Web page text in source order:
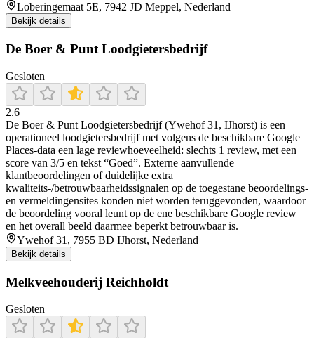
Loberingemaat 5E, 7942 JD Meppel, Nederland
Bekijk details
De Boer & Punt Loodgietersbedrijf
Gesloten
2.6
De Boer & Punt Loodgietersbedrijf (Ywehof 31, IJhorst) is een
operationeel loodgietersbedrijf met volgens de beschikbare Google
Places-data een lage reviewhoeveelheid: slechts 1 review, met een
score van 3/5 en tekst “Goed”. Externe aanvullende
klantbeoordelingen of duidelijke extra
kwaliteits-/betrouwbaarheidssignalen op de toegestane beoordelings-
en vermeldingensites konden niet worden teruggevonden, waardoor
de beoordeling vooral leunt op de ene beschikbare Google review
en het overall beeld daarmee beperkt betrouwbaar is.
Ywehof 31, 7955 BD IJhorst, Nederland
Bekijk details
Melkveehouderij Reichholdt
Gesloten